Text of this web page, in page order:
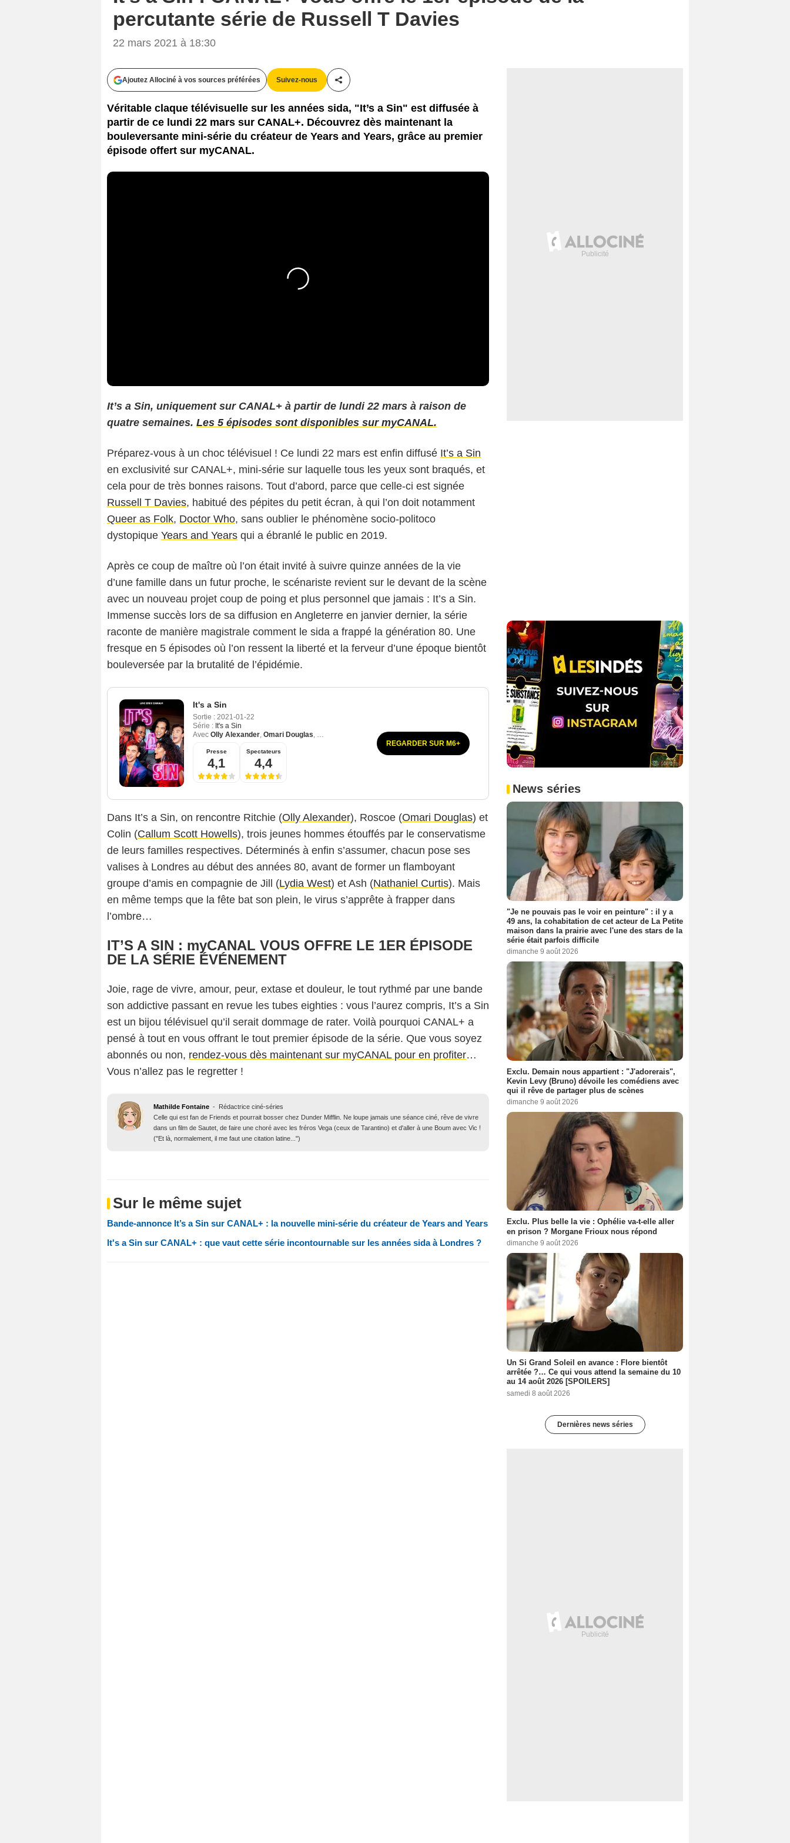
percutante série de Russell T Davies
22 mars 2021 à 18:30
Ajoutez Allociné à vos sources préférées Suivez-nous
Partager cet article
Véritable claque télévisuelle sur les années sida, "It’s a Sin" est diffusée à
partir de ce lundi 22 mars sur CANAL+. Découvrez dès maintenant la
bouleversante mini-série du créateur de Years and Years, grâce au premier
épisode offert sur myCANAL.
It’s a Sin, uniquement sur CANAL+ à partir de lundi 22 mars à raison de
quatre semaines. Les 5 épisodes sont disponibles sur myCANAL.
Préparez-vous à un choc télévisuel ! Ce lundi 22 mars est enfin diffusé It’s a Sin
en exclusivité sur CANAL+, mini-série sur laquelle tous les yeux sont braqués, et
cela pour de très bonnes raisons. Tout d’abord, parce que celle-ci est signée
Russell T Davies, habitué des pépites du petit écran, à qui l’on doit notamment
Queer as Folk, Doctor Who, sans oublier le phénomène socio-politoco
dystopique Years and Years qui a ébranlé le public en 2019.
Après ce coup de maître où l’on était invité à suivre quinze années de la vie
d’une famille dans un futur proche, le scénariste revient sur le devant de la scène
avec un nouveau projet coup de poing et plus personnel que jamais : It’s a Sin.
Immense succès lors de sa diffusion en Angleterre en janvier dernier, la série
raconte de manière magistrale comment le sida a frappé la génération 80. Une
fresque en 5 épisodes où l’on ressent la liberté et la ferveur d’une époque bientôt
bouleversée par la brutalité de l’épidémie.
It's a Sin
Sortie : 2021-01-22
Série : It's a Sin
Avec Olly Alexander, Omari Douglas, Callum Scott Howells
Presse
4,1
Spectateurs
4,4
REGARDER SUR M6+
Dans It’s a Sin, on rencontre Ritchie (Olly Alexander), Roscoe (Omari Douglas) et
Colin (Callum Scott Howells), trois jeunes hommes étouffés par le conservatisme
de leurs familles respectives. Déterminés à enfin s’assumer, chacun pose ses
valises à Londres au début des années 80, avant de former un flamboyant
groupe d’amis en compagnie de Jill (Lydia West) et Ash (Nathaniel Curtis). Mais
en même temps que la fête bat son plein, le virus s’apprête à frapper dans
l’ombre…
IT’S A SIN : myCANAL VOUS OFFRE LE 1ER ÉPISODE
DE LA SÉRIE ÉVÉNEMENT
Joie, rage de vivre, amour, peur, extase et douleur, le tout rythmé par une bande
son addictive passant en revue les tubes eighties : vous l’aurez compris, It’s a Sin
est un bijou télévisuel qu’il serait dommage de rater. Voilà pourquoi CANAL+ a
pensé à tout en vous offrant le tout premier épisode de la série. Que vous soyez
abonnés ou non, rendez-vous dès maintenant sur myCANAL pour en profiter…
Vous n’allez pas le regretter !
Mathilde Fontaine -
Rédactrice ciné-séries
Celle qui est fan de Friends et pourrait bosser chez Dunder Mifflin. Ne loupe jamais une séance ciné, rêve de vivre
dans un film de Sautet, de faire une choré avec les fréros Vega (ceux de Tarantino) et d'aller à une Boum avec Vic !
("Et là, normalement, il me faut une citation latine...")
Sur le même sujet
Bande-annonce It’s a Sin sur CANAL+ : la nouvelle mini-série du créateur de Years and Years
It's a Sin sur CANAL+ : que vaut cette série incontournable sur les années sida à Londres ?
News séries
"Je ne pouvais pas le voir en peinture" : il y a
49 ans, la cohabitation de cet acteur de La Petite
maison dans la prairie avec l'une des stars de la
série était parfois difficile
dimanche 9 août 2026
Exclu. Demain nous appartient : "J'adorerais",
Kevin Levy (Bruno) dévoile les comédiens avec
qui il rêve de partager plus de scènes
dimanche 9 août 2026
Exclu. Plus belle la vie : Ophélie va-t-elle aller
en prison ? Morgane Frioux nous répond
dimanche 9 août 2026
Un Si Grand Soleil en avance : Flore bientôt
arrêtée ?… Ce qui vous attend la semaine du 10
au 14 août 2026 [SPOILERS]
samedi 8 août 2026
Dernières news séries